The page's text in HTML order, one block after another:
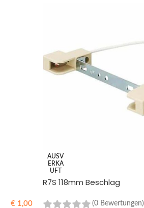
€ 1,00
AUSV
ERKA
UFT
R7S 118mm Beschlag
(0 Bewertungen)